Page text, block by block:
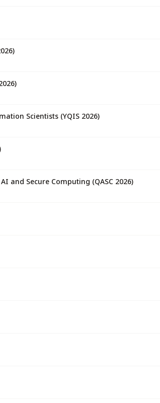
Scientists (YQIS 2026)
and Secure Computing (QASC 2026)